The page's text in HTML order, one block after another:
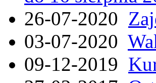
26-07-2020
03-07-2020
09-12-2019